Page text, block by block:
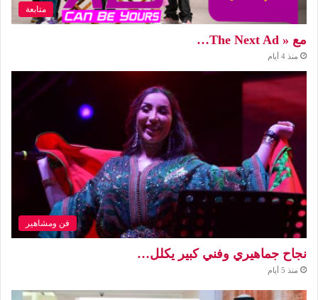
متابعة
مع « The Next Ad…
منذ 4 أيام
فن ومشاهير
نجاح جماهيري وفني كبير يكلل…
منذ 5 أيام